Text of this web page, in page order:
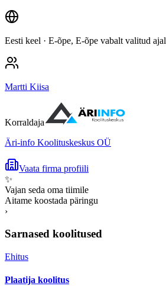
Eesti keel · E-õpe, E-õpe vabalt valitud ajal
Martti Kiisa
Korraldaja
Äri-info Koolituskeskus OÜ
Vaata firma profiili
✨
Vajan seda oma tiimile
Aitame koostada päringu
›
Sarnased koolitused
Ehitus
Plaatija koolitus